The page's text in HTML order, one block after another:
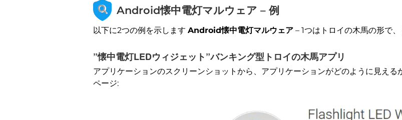
Android懐中電灯マルウェア – 例
以下に2つの例を示します Android懐中電灯マルウェア – 1つはトロイの木馬の形で
”懐中電灯LEDウィジェット”バンキング型トロイの木馬アプリ
アプリケーションのスクリーンショットから、アプリケーションがどのように見える
ページ: